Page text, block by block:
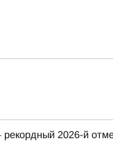
2026-й